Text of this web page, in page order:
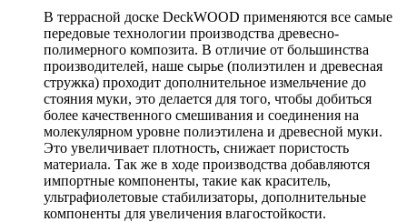
В террасной доске DeckWOOD применяются все самые
передовые технологии производства древесно-
полимерного композита. В отличие от большинства
производителей, наше сырье (полиэтилен и древесная
стружка) проходит дополнительное измельчение до
стояния муки, это делается для того, чтобы добиться
более качественного смешивания и соединения на
молекулярном уровне полиэтилена и древесной муки.
Это увеличивает плотность, снижает пористость
материала. Так же в ходе производства добавляются
импортные компоненты, такие как краситель,
ультрафиолетовые стабилизаторы, дополнительные
компоненты для увеличения влагостойкости.